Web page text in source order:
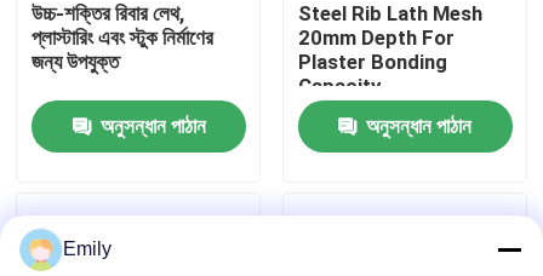
কারখানা পরিদর্শন
গুণমান নিয়ন্ত্রণ
খবর
উচ্চ-শক্তির রিবার লেথ,
প্লাস্টারিং এবং স্টুক নির্মাণের
জন্য উপযুক্ত
অনুসন্ধান পাঠান
Steel Rib Lath Mesh
20mm Depth For
Plaster Bonding
Capacity
অনুসন্ধান পাঠান
Emily